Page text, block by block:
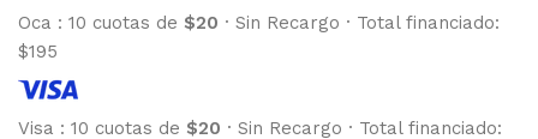
Oca : 10 cuotas de $20 · Sin Recargo · Total financiado:
$195
Visa : 10 cuotas de $20 · Sin Recargo · Total financiado: